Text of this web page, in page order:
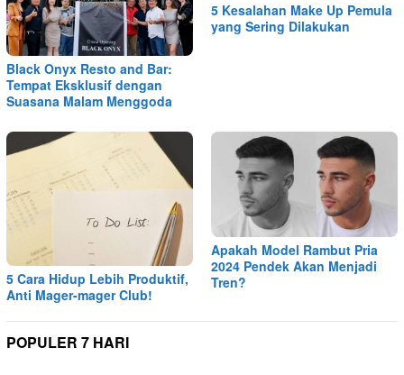
Black Onyx Resto and Bar:
Tempat Eksklusif dengan
Suasana Malam Menggoda
5 Kesalahan Make Up Pemula
yang Sering Dilakukan
5 Cara Hidup Lebih Produktif,
Anti Mager-mager Club!
Apakah Model Rambut Pria
2024 Pendek Akan Menjadi
Tren?
POPULER 7 HARI